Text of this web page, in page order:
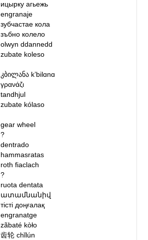
ицырку агьежь
engranaje
зубчастае кола
зъбно колело
olwyn ddannedd
zubate koleso
კბილანა kʼbilɑnɑ
γρανάζι
tandhjul
zubate kólaso
gear wheel
?
dentrado
hammasratas
roth fiaclach
?
ruota dentata
ատամնանիվ
тісті доңғалақ
engranatge
zãbaté kòło
齿轮chǐlún